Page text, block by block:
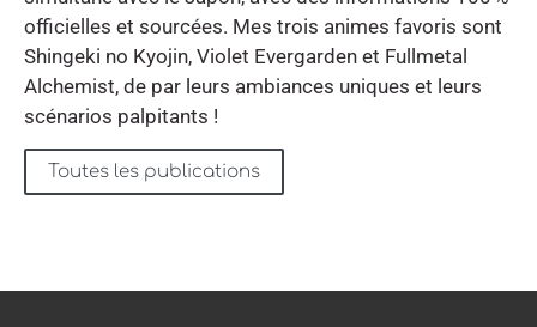
officielles et sourcées. Mes trois animes favoris sont
Shingeki no Kyojin, Violet Evergarden et Fullmetal
Alchemist, de par leurs ambiances uniques et leurs
scénarios palpitants !
Toutes les publications